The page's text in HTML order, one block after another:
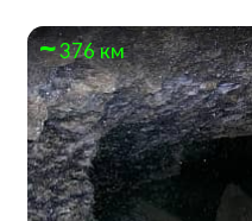
376 км